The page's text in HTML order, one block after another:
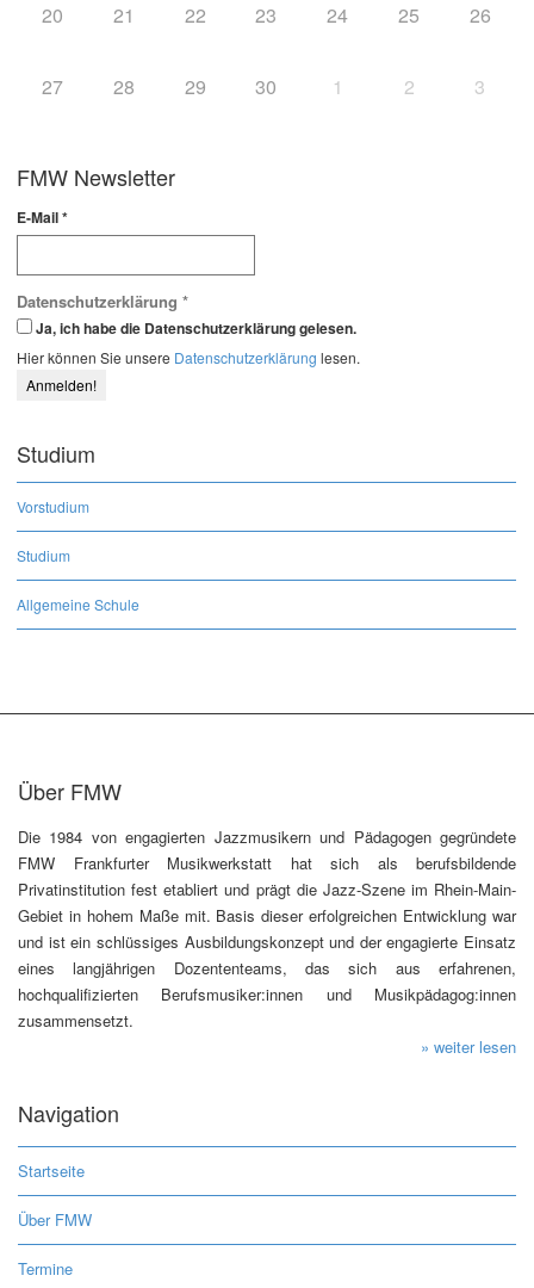
20 21 22 23 24 25 26
27 28 29 30 1 2 3
FMW Newsletter
E-Mail*
Datenschutzerklärung *
Ja, ich habe die Datenschutzerklärung gelesen.
Hier können Sie unsere Datenschutzerklärung lesen.
Studium
Vorstudium
Studium
Allgemeine Schule
Über FMW
Die 1984 von engagierten Jazzmusikern und Pädagogen gegründete
FMW Frankfurter Musikwerkstatt hat sich als berufsbildende
Privatinstitution fest etabliert und prägt die Jazz-Szene im Rhein-Main-
Gebiet in hohem Maße mit. Basis dieser erfolgreichen Entwicklung war
und ist ein schlüssiges Ausbildungskonzept und der engagierte Einsatz
eines langjährigen Dozententeams, das sich aus erfahrenen,
hochqualifizierten Berufsmusiker:innen und Musikpädagog:innen
zusammensetzt.
» weiter lesen
Navigation
Startseite
Über FMW
Termine